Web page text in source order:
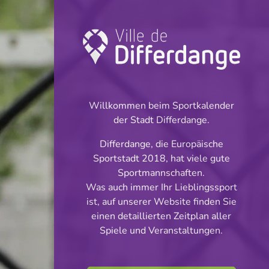
Turnier: Handball
INFOS
08.12.2024
14:00
Hall polyvalent et sportif Rodange
Teilen
U17 Meedercher
Willkommen beim Sportkalender
der Stadt Differdange.
Differdange, die Europäische
Sportstadt 2018, hat viele gute
Sportmannschaften.
Was auch immer Ihr Lieblingssport
ist, auf unserer Website finden Sie
einen detaillierten Zeitplan aller
Spiele und Veranstaltungen.